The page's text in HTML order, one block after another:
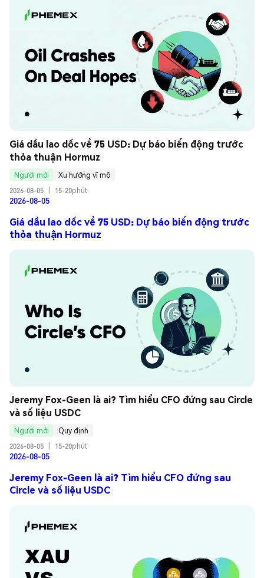
Giá dầu lao dốc về 75 USD: Dự báo biến động trước
thỏa thuận Hormuz
Người mới
Xu hướng vĩ mô
2026-08-05
15-20phút
2026-08-05
Giá dầu lao dốc về 75 USD: Dự báo biến động trước
thỏa thuận Hormuz
Jeremy Fox-Geen là ai? Tìm hiểu CFO đứng sau Circle
và số liệu USDC
Người mới
Quy định
2026-08-05
15-20phút
2026-08-05
Jeremy Fox-Geen là ai? Tìm hiểu CFO đứng sau
Circle và số liệu USDC